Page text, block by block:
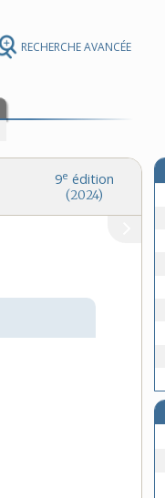
RECHERCHE AVANCÉE
9e édition
(2024)